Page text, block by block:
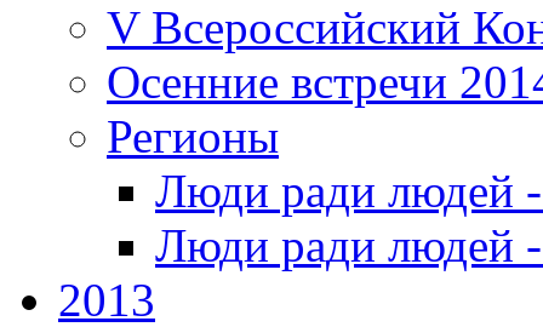
V Всероссийский
Осенние встречи
Регионы
Люди ради людей
Люди ради людей
2013